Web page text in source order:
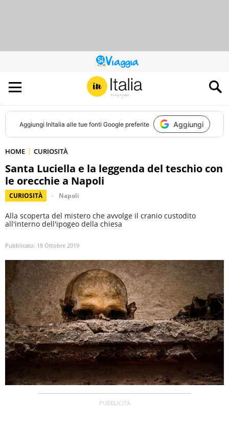
QUESTO
SITO
CONTRIBUISCE
ALL’AUDIENCE
DI
Aggiungi InItalia alle tue fonti Google preferite Aggiungi
HOME CURIOSITÀ
Santa Luciella e la leggenda del teschio con
le orecchie a Napoli
CURIOSITÀ Napoli
Alla scoperta del mistero che avvolge il cranio custodito
all'interno dell'ipogeo della chiesa
Pubblicato: 18 Ottobre 2019